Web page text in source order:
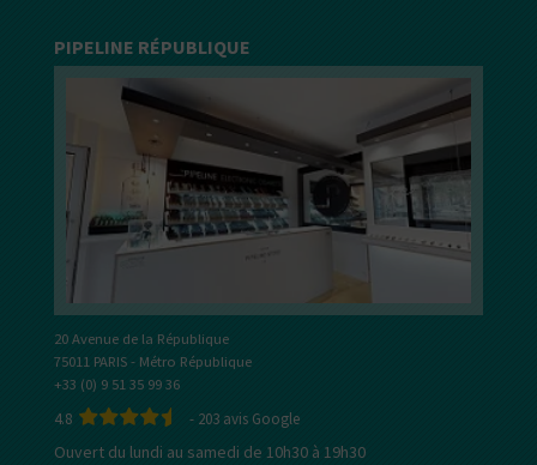
PIPELINE RÉPUBLIQUE
20 Avenue de la République
75011 PARIS - Métro République
+33 (0) 9 51 35 99 36
4.8 - 203 avis Google
Ouvert du lundi au samedi de 10h30 à 19h30